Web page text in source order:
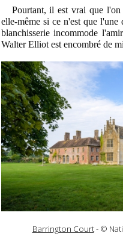
Pourtant, il est vrai que l'on
elle-même si ce n'est que l'une
blanchisserie incommode
Walter Elliot est encombré de
Barrington Court- ©